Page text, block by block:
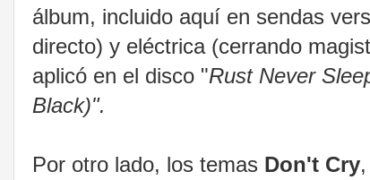
álbum, incluido aquí en sendas
directo) y eléctrica (cerrando
aplicó en el disco "Rust Never
Black)".
Por otro lado, los temas Don't Cry,